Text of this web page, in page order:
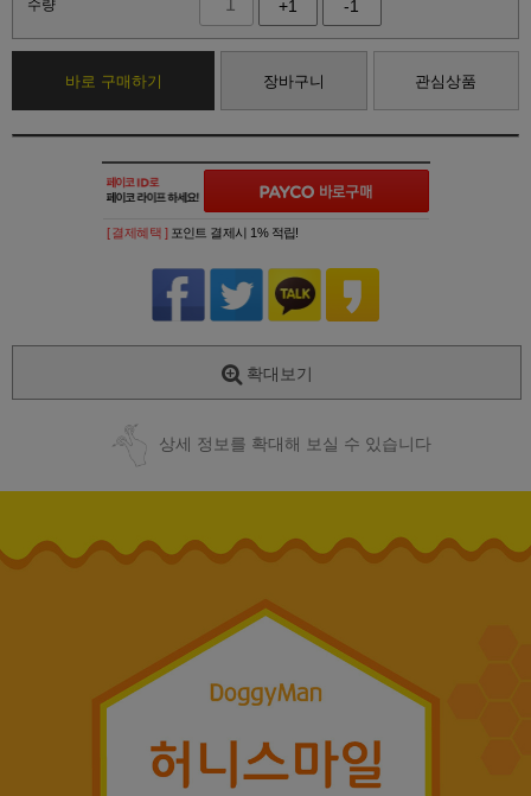
수량 +1 -1
바로 구매하기 장바구니 관심상품
페이코 ID로
PAYCO 바로
[ 결제혜택 ] 포인트 결제시 1% 적립!
확대보기
상세 정보를 확대해 보실 수 있습니다